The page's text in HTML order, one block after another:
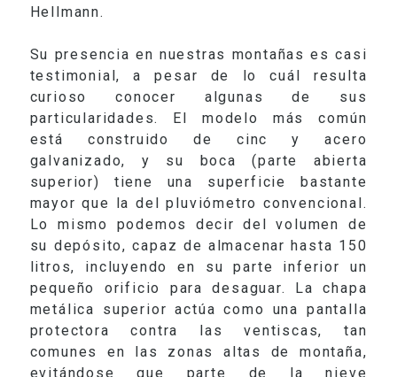
Hellmann.
Su presencia en nuestras montañas es casi
testimonial, a pesar de lo cuál resulta
curioso conocer algunas de sus
particularidades. El modelo más común
está construido de cinc y acero
galvanizado, y su boca (parte abierta
superior) tiene una superficie bastante
mayor que la del pluviómetro convencional.
Lo mismo podemos decir del volumen de
su depósito, capaz de almacenar hasta 150
litros, incluyendo en su parte inferior un
pequeño orificio para desaguar. La chapa
metálica superior actúa como una pantalla
protectora contra las ventiscas, tan
comunes en las zonas altas de montaña,
evitándose que parte de la nieve